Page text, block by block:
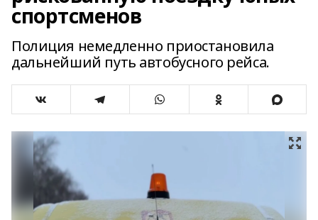
спортсменов
Полиция немедленно приостановила
дальнейший путь автобусного рейса.